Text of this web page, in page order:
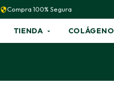
Compra 100% Segura
TIENDA COLÁGENO